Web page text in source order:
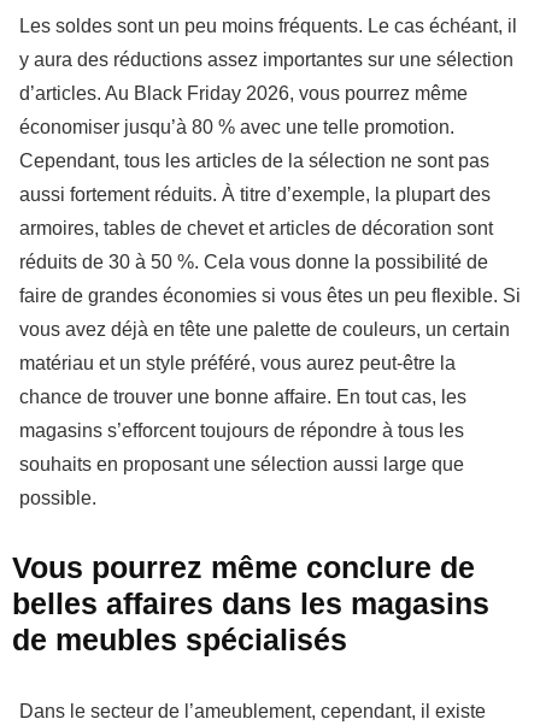
Les soldes sont un peu moins fréquents. Le cas échéant, il
y aura des réductions assez importantes sur une sélection
d’articles. Au Black Friday 2026, vous pourrez même
économiser jusqu’à 80 % avec une telle promotion.
Cependant, tous les articles de la sélection ne sont pas
aussi fortement réduits. À titre d’exemple, la plupart des
armoires, tables de chevet et articles de décoration sont
réduits de 30 à 50 %. Cela vous donne la possibilité de
faire de grandes économies si vous êtes un peu flexible. Si
vous avez déjà en tête une palette de couleurs, un certain
matériau et un style préféré, vous aurez peut-être la
chance de trouver une bonne affaire. En tout cas, les
magasins s’efforcent toujours de répondre à tous les
souhaits en proposant une sélection aussi large que
possible.
Vous pourrez même conclure de
belles affaires dans les magasins
de meubles spécialisés
Dans le secteur de l’ameublement, cependant, il existe